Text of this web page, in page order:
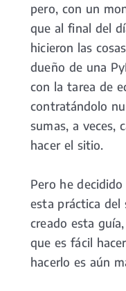
pero, con un
que al final del
hicieron las
dueño de una
con la tarea de
contratándolo
sumas, a veces,
hacer el sitio.
Pero he
esta práctica del
creado esta
que es fácil
hacerlo es aún